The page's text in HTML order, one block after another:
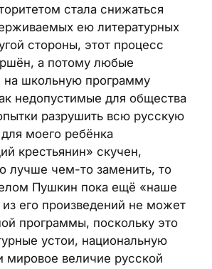
стала снижаться
ею литературных
стороны, этот процесс
а потому любые
на школьную программу
недопустимые для общества
разрушить всю русскую
моего ребёнка
крестьянин» скучен,
лучше чем-то заменить, то
Пушкин пока ещё «наше
его произведений не может
программы, поскольку это
устои, национальную
мировое величие русской